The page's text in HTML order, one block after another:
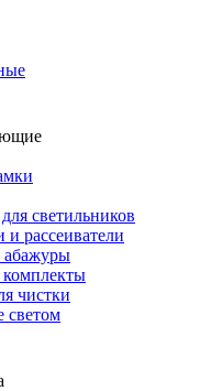
светильников
и рассеиватели
чистки
светом